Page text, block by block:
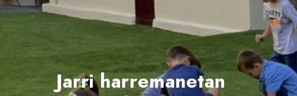
Jarri harremanetan